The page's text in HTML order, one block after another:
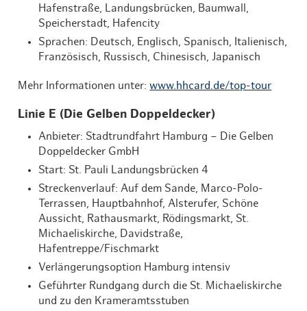
Hafenstraße, Landungsbrücken, Baumwall,
Speicherstadt, Hafencity
Sprachen: Deutsch, Englisch, Spanisch, Italienisch,
Französisch, Russisch, Chinesisch, Japanisch
Mehr Informationen unter:www.hhcard.de/top-tour
Linie E (Die Gelben Doppeldecker)
Anbieter: Stadtrundfahrt Hamburg – Die Gelben
Doppeldecker GmbH
Start: St. Pauli Landungsbrücken 4
Streckenverlauf: Auf dem Sande, Marco-Polo-
Terrassen, Hauptbahnhof, Alsterufer, Schöne
Aussicht, Rathausmarkt, Rödingsmarkt, St.
Michaeliskirche, Davidstraße,
Hafentreppe/Fischmarkt
Verlängerungsoption Hamburg intensiv
Geführter Rundgang durch die St. Michaeliskirche
und zu den Krameramtsstuben